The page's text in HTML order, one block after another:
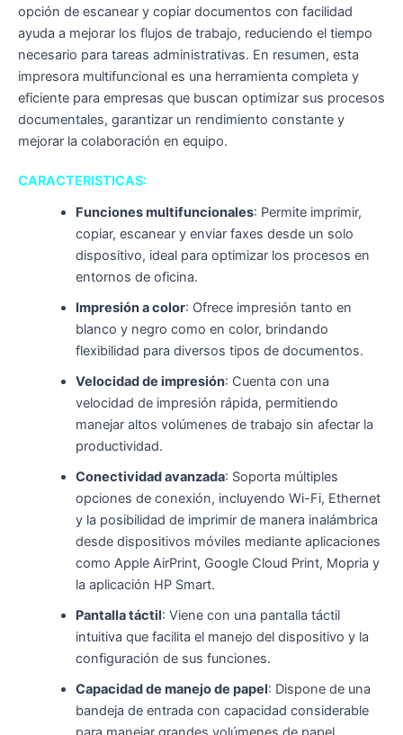
opción de escanear y copiar documentos con facilidad
ayuda a mejorar los flujos de trabajo, reduciendo el tiempo
necesario para tareas administrativas. En resumen, esta
impresora multifuncional es una herramienta completa y
eficiente para empresas que buscan optimizar sus procesos
documentales, garantizar un rendimiento constante y
mejorar la colaboración en equipo.
CARACTERISTICAS:
Funciones multifuncionales: Permite imprimir,
copiar, escanear y enviar faxes desde un solo
dispositivo, ideal para optimizar los procesos en
entornos de oficina.
Impresión a color: Ofrece impresión tanto en
blanco y negro como en color, brindando
flexibilidad para diversos tipos de documentos.
Velocidad de impresión: Cuenta con una
velocidad de impresión rápida, permitiendo
manejar altos volúmenes de trabajo sin afectar la
productividad.
Conectividad avanzada: Soporta múltiples
opciones de conexión, incluyendo Wi-Fi, Ethernet
y la posibilidad de imprimir de manera inalámbrica
desde dispositivos móviles mediante aplicaciones
como Apple AirPrint, Google Cloud Print, Mopria y
la aplicación HP Smart.
Pantalla táctil: Viene con una pantalla táctil
intuitiva que facilita el manejo del dispositivo y la
configuración de sus funciones.
Capacidad de manejo de papel: Dispone de una
bandeja de entrada con capacidad considerable